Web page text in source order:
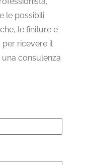
le possibili
le finiture e
ricevere il
consulenza